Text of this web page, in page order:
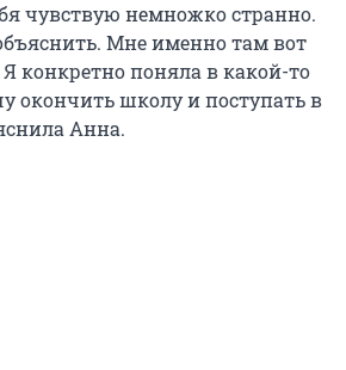
чувствую немножко странно.
Мне именно там вот
Я конкретно поняла в какой-то
окончить школу и поступать в
Анна.